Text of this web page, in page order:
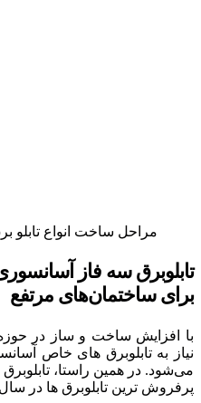
مراحل ساخت انواع تابلو
تابلوبرق سه فاز
برای ساختمان‌های مرتفع
با افزایش ساخت و ساز در
نیاز به تابلوبرق‌ های خاص
می‌شود. در همین راستا،
پرفروش‌ ترین تابلوبرق‌ ها در